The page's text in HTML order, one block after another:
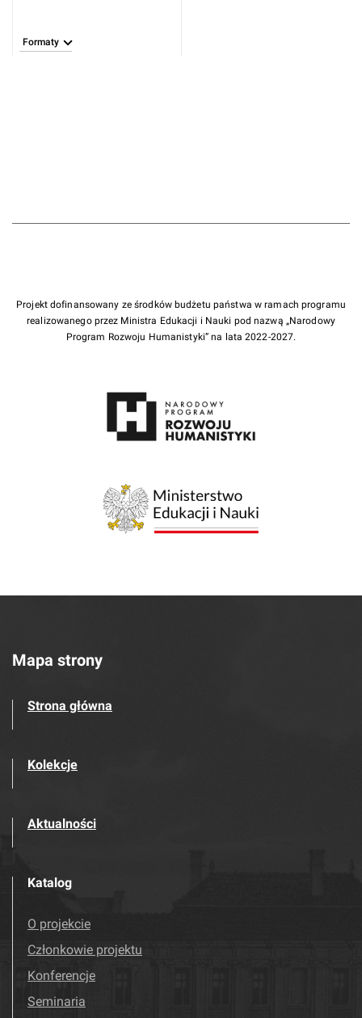
Formaty
Projekt dofinansowany ze środków budżetu państwa w ramach programu
realizowanego przez Ministra Edukacji i Nauki pod nazwą „Narodowy
Program Rozwoju Humanistyki” na lata 2022-2027.
Mapa strony
Strona główna
Kolekcje
Aktualności
Katalog
O projekcie
Członkowie projektu
Konferencje
Seminaria